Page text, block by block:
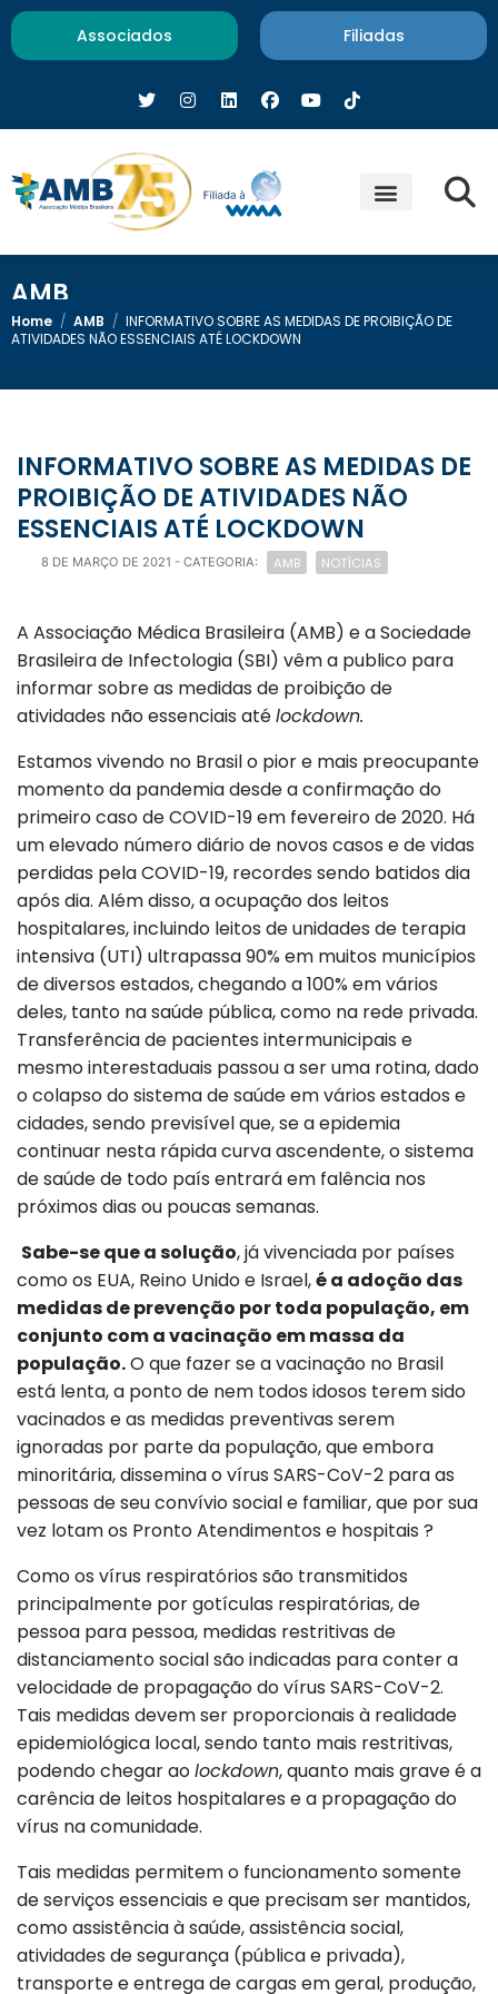
Associados Filiadas
AMB
Home / AMB / INFORMATIVO SOBRE AS MEDIDAS DE PROIBIÇÃO DE
ATIVIDADES NÃO ESSENCIAIS ATÉ LOCKDOWN
INFORMATIVO SOBRE AS MEDIDAS DE
PROIBIÇÃO DE ATIVIDADES NÃO
ESSENCIAIS ATÉ LOCKDOWN
8 DE MARÇO DE 2021 - CATEGORIA: AMB NOTÍCIAS
A Associação Médica Brasileira (AMB) e a Sociedade
Brasileira de Infectologia (SBI) vêm a publico para
informar sobre as medidas de proibição de
atividades não essenciais atélockdown.
Estamos vivendo no Brasil o pior e mais preocupante
momento da pandemia desde a confirmação do
primeiro caso de COVID-19 em fevereiro de 2020. Há
um elevado número diário de novos casos e de vidas
perdidas pela COVID-19, recordes sendo batidos dia
após dia. Além disso, a ocupação dos leitos
hospitalares, incluindo leitos de unidades de terapia
intensiva (UTI) ultrapassa 90% em muitos municípios
de diversos estados, chegando a 100% em vários
deles, tanto na saúde pública, como na rede privada.
Transferência de pacientes intermunicipais e
mesmo interestaduais passou a ser uma rotina, dado
o colapso do sistema de saúde em vários estados e
cidades, sendo previsível que, se a epidemia
continuar nesta rápida curva ascendente, o sistema
de saúde de todo país entrará em falência nos
próximos dias ou poucas semanas.
Sabe-se que a solução, já vivenciada por países
como os EUA, Reino Unido e Israel,é a adoção das
medidas de prevenção por toda população, em
conjunto com a vacinação em massa da
população.O que fazer se a vacinação no Brasil
está lenta, a ponto de nem todos idosos terem sido
vacinados e as medidas preventivas serem
ignoradas por parte da população, que embora
minoritária, dissemina o vírus SARS-CoV-2 para as
pessoas de seu convívio social e familiar, que por sua
vez lotam os Pronto Atendimentos e hospitais ?
Como os vírus respiratórios são transmitidos
principalmente por gotículas respiratórias, de
pessoa para pessoa, medidas restritivas de
distanciamento social são indicadas para conter a
velocidade de propagação do vírus SARS-CoV-2.
Tais medidas devem ser proporcionais à realidade
epidemiológica local, sendo tanto mais restritivas,
podendo chegar aolockdown, quanto mais grave é a
carência de leitos hospitalares e a propagação do
vírus na comunidade.
Tais medidas permitem o funcionamento somente
de serviços essenciais e que precisam ser mantidos,
como assistência à saúde, assistência social,
atividades de segurança (pública e privada),
transporte e entrega de cargas em geral, produção,